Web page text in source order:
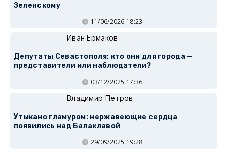
Зеленскому
11/06/2026 18:23
Иван Ермаков
Депутаты Севастополя: кто они для города —
представители или наблюдатели?
03/12/2025 17:36
Владимир Петров
Утыкано гламуром: нержавеющие сердца
появились над Балаклавой
29/09/2025 19:28